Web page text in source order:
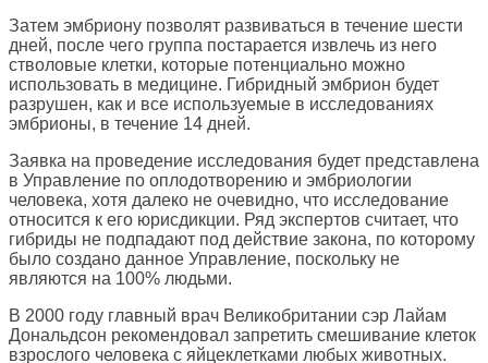
Затем эмбриону позволят развиваться в течение шести
дней, после чего группа постарается извлечь из него
стволовые клетки, которые потенциально можно
использовать в медицине. Гибридный эмбрион будет
разрушен, как и все используемые в исследованиях
эмбрионы, в течение 14 дней.
Заявка на проведение исследования будет представлена
в Управление по оплодотворению и эмбриологии
человека, хотя далеко не очевидно, что исследование
относится к его юрисдикции. Ряд экспертов считает, что
гибриды не подпадают под действие закона, по которому
было создано данное Управление, поскольку не
являются на 100% людьми.
В 2000 году главный врач Великобритании сэр Лайам
Дональдсон рекомендовал запретить смешивание клеток
взрослого человека с яйцеклетками любых животных.